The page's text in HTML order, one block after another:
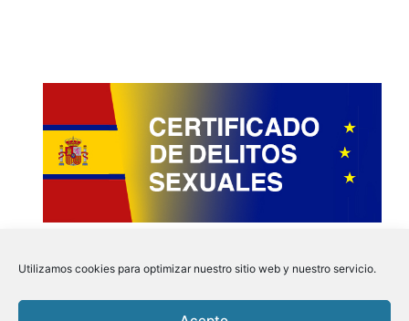
Utilizamos cookies para optimizar nuestro sitio web y nuestro servicio.